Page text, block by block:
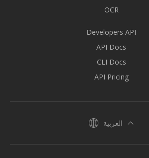
OCR
Developers API
API Docs
CLI Docs
API Pricing
العربية